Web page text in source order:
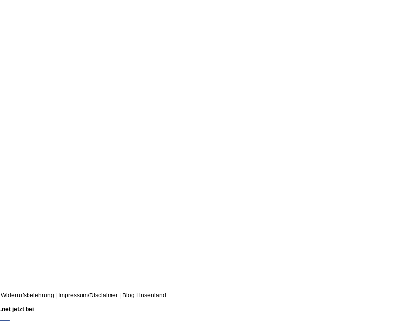
Widerrufsbelehrung Impressum/Disclaimer
Blog Linsenland
jetzt bei